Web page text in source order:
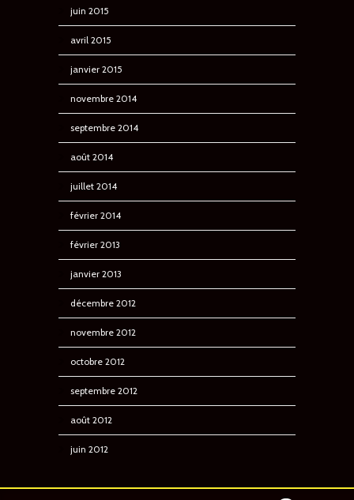
juin 2015
avril 2015
janvier 2015
novembre 2014
septembre 2014
août 2014
juillet 2014
février 2014
février 2013
janvier 2013
décembre 2012
novembre 2012
octobre 2012
septembre 2012
août 2012
juin 2012